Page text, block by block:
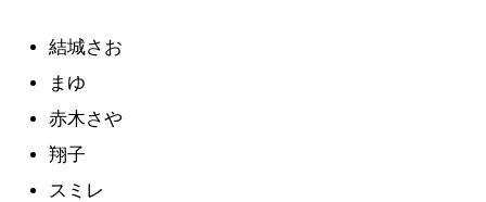
結城さお
まゆ
赤木さや
翔子
スミレ